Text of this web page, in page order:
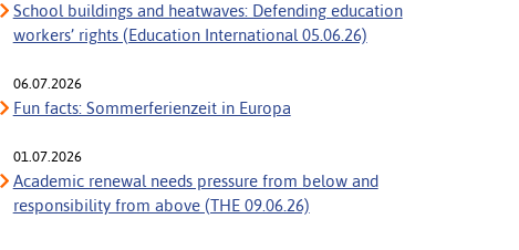
School buildings and heatwaves: Defending education
workers’ rights (Education International 05.06.26)
06.07.2026
Fun facts: Sommerferienzeit in Europa
01.07.2026
Academic renewal needs pressure from below and
responsibility from above (THE 09.06.26)